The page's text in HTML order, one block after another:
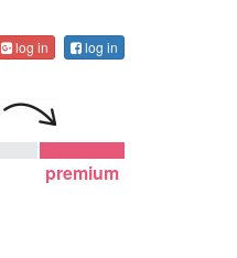
log in log in
premium